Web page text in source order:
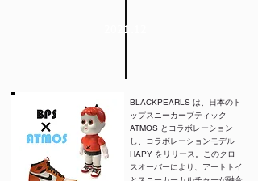
2021.12
BLACKPEARLS は、日本のト
ップスニーカーブティック
ATMOS とコラボレーション
し、コラボレーションモデル
HAPY をリリース。このクロ
スオーバーにより、アートトイ